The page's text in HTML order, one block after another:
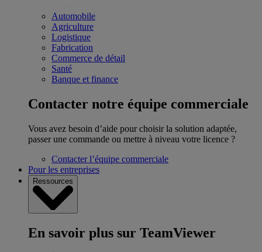
Automobile
Agriculture
Logistique
Fabrication
Commerce de détail
Santé
Banque et finance
Contacter notre équipe commerciale
Vous avez besoin d’aide pour choisir la solution adaptée,
passer une commande ou mettre à niveau votre licence ?
Contacter l’équipe commerciale
Pour les entreprises
Ressources
En savoir plus sur TeamViewer